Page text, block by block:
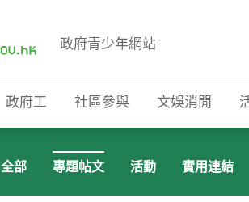
政府青少年網站
政府工 社區參與 文娛消閒
全部 專題帖文 活動 實用連結